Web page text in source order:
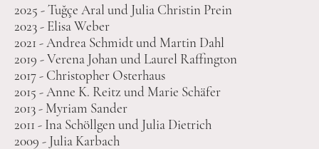
2025 -Tuğçe Aral und Julia Christin Prein
2023 - Elisa Weber
2021 - Andrea Schmidt und Martin Dahl
2019 - Verena Johan und Laurel Raffington
2017 - Christopher Osterhaus
2015 - Anne K. Reitz und Marie Schäfer
2013 - Myriam Sander
2011 - Ina Schöllgen und Julia Dietrich
2009 - Julia Karbach